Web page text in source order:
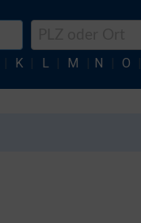
K L M N O